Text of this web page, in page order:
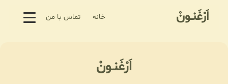
اَرْغَنـونْ خانه تماس با من
اَرْغَنـونْ